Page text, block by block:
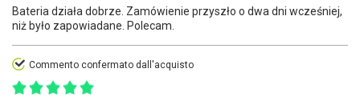
Bateria działa dobrze. Zamówienie przyszło o dwa dni wcześniej,
niż było zapowiadane. Polecam.
Commento confermato dall'acquisto